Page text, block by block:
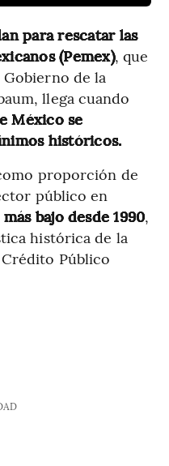
para rescatar las
(Pemex), que
de la
llega cuando
México se
históricos.
proporción de
público en
bajo desde 1990,
histórica de la
Público